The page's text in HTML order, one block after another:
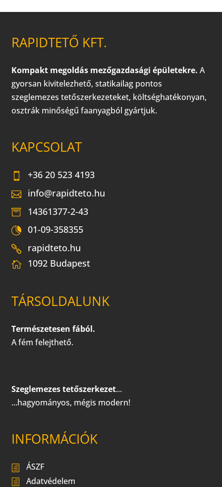
RAPIDTETŐ KFT.
Kompakt megoldás mezőgazdasági épületekre. A
gyorsan kivitelezhető, statikailag pontos
szeglemezes tetőszerkezeteket, költséghatékonyan,
osztrák minőségű faanyagból gyártjuk.
KAPCSOLAT
+36 20 523 4193
info@rapidteto.hu
14361377-2-43
01-09-358355
rapidteto.hu
1092 Budapest
TÁRSOLDALUNK
Természetesen fából.
A fém felejthető.
Szeglemezes tetőszerkezet...
...hagyományos, mégis modern!
INFORMÁCIÓK
ÁSZF
Adatvédelem